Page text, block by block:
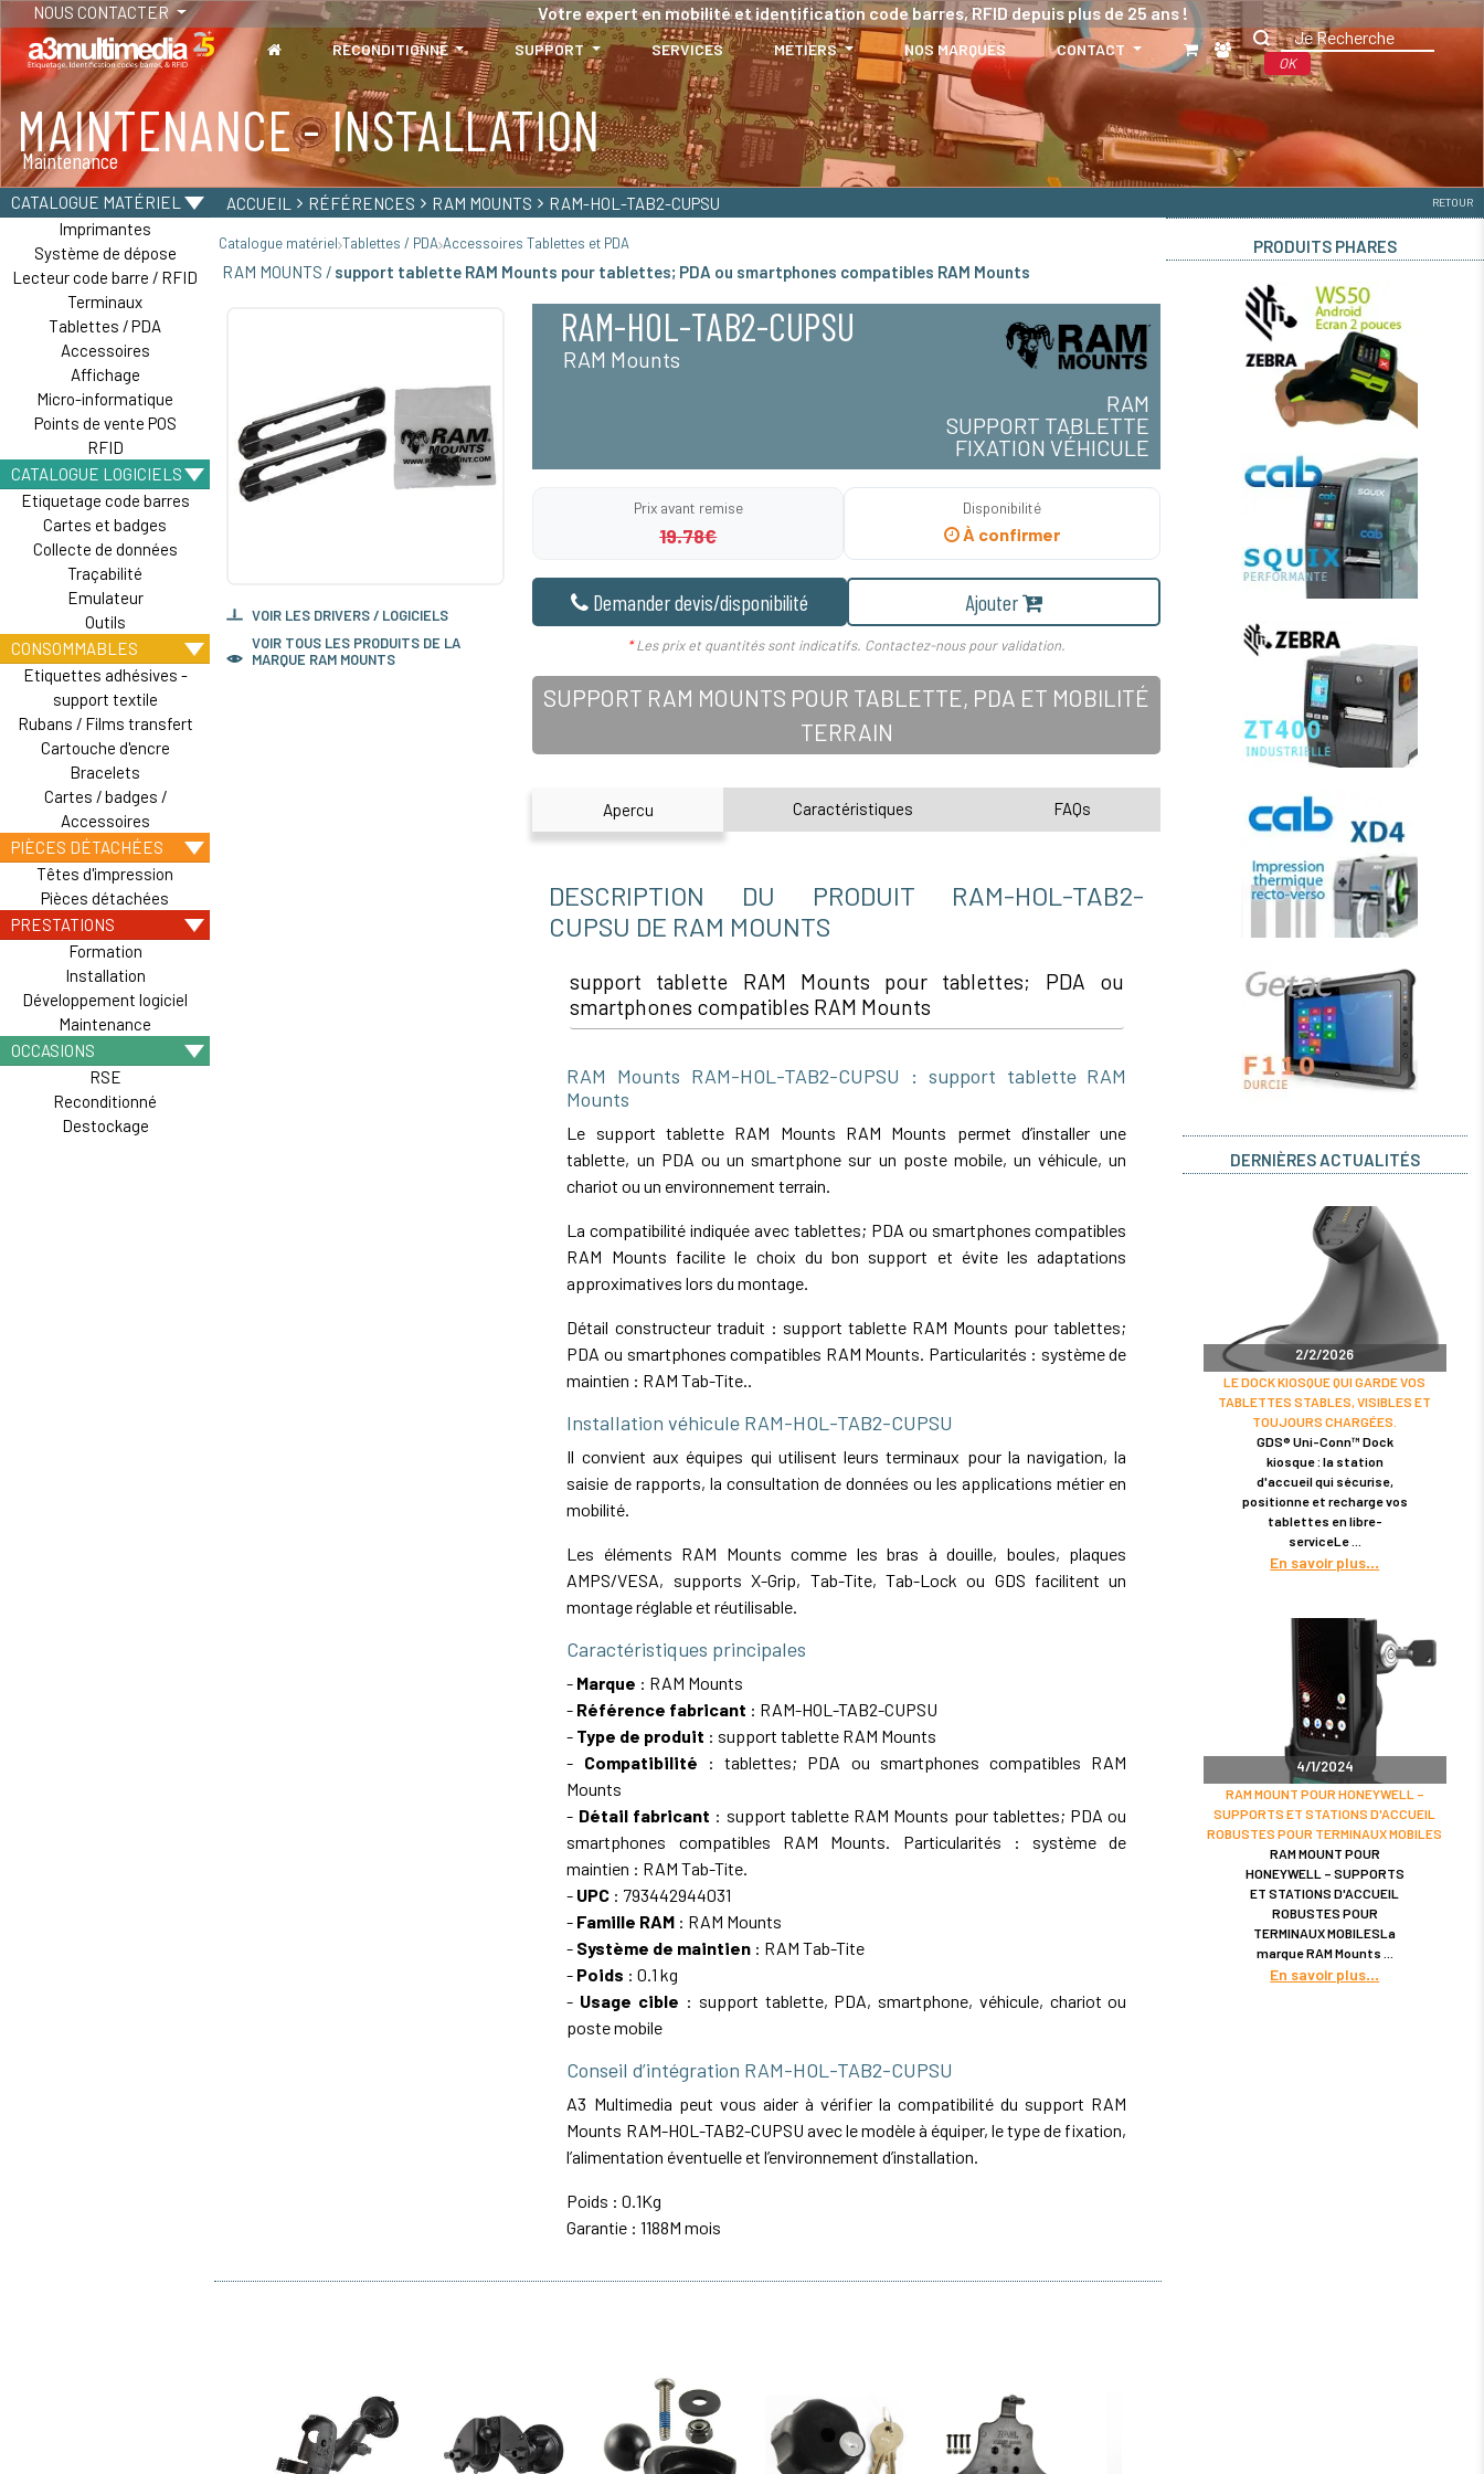
NOUS CONTACTER Votre expert en mobilité et identification code barres, RFID depuis plus de 25 ans !
RECONDITIONNÉ SUPPORT SERVICES MÉTIERS NOS MARQUES CONTACT
OK
MAINTENANCE - INSTALLATION
Maintenance
TABLETTES
Tablettes durcies - Étanches - Résistantes
CATALOGUE MATÉRIEL
Imprimantes
Système de dépose
Lecteur code barre / RFID
Terminaux
Tablettes / PDA
Accessoires
Affichage
Micro-informatique
Points de vente POS
RFID
CATALOGUE LOGICIELS
Etiquetage code barres
Cartes et badges
Collecte de données
Traçabilité
Emulateur
Outils
CONSOMMABLES
Etiquettes adhésives -
support textile
Rubans / Films transfert
Cartouche d'encre
Bracelets
Cartes / badges /
Accessoires
PIÈCES DÉTACHÉES
Têtes d'impression
Pièces détachées
PRESTATIONS
Formation
Installation
Développement logiciel
Maintenance
OCCASIONS
RSE
Reconditionné
Destockage
ACCUEIL RÉFÉRENCES RAM MOUNTS RAM-HOL-TAB2-CUPSU RETOUR
Catalogue matériel Tablettes / PDA Accessoires Tablettes et PDA
RAM MOUNTS / support tablette RAM Mounts pour tablettes; PDA ou smartphones compatibles RAM Mounts
VOIR LES DRIVERS / LOGICIELS
VOIR TOUS LES PRODUITS DE LA
MARQUE RAM MOUNTS
RAM-HOL-TAB2-CUPSU
RAM Mounts
RAM
SUPPORT TABLETTE
FIXATION VÉHICULE
Prix avant remise
19.78€
Disponibilité
À confirmer
Demander devis/disponibilité Ajouter
*Les prix et quantités sont indicatifs. Contactez-nous pour validation.
SUPPORT RAM MOUNTS POUR TABLETTE, PDA ET MOBILITÉ
TERRAIN
Apercu Caractéristiques FAQs
DESCRIPTION DU PRODUIT RAM-HOL-TAB2-
CUPSU DE RAM MOUNTS
support tablette RAM Mounts pour tablettes; PDA ou
smartphones compatibles RAM Mounts
RAM Mounts RAM-HOL-TAB2-CUPSU : support tablette RAM
Mounts
Le support tablette RAM Mounts RAM Mounts permet d’installer une
tablette, un PDA ou un smartphone sur un poste mobile, un véhicule, un
chariot ou un environnement terrain.
La compatibilité indiquée avec tablettes; PDA ou smartphones compatibles
RAM Mounts facilite le choix du bon support et évite les adaptations
approximatives lors du montage.
Détail constructeur traduit : support tablette RAM Mounts pour tablettes;
PDA ou smartphones compatibles RAM Mounts. Particularités : système de
maintien : RAM Tab-Tite..
Installation véhicule RAM-HOL-TAB2-CUPSU
Il convient aux équipes qui utilisent leurs terminaux pour la navigation, la
saisie de rapports, la consultation de données ou les applications métier en
mobilité.
Les éléments RAM Mounts comme les bras à douille, boules, plaques
AMPS/VESA, supports X-Grip, Tab-Tite, Tab-Lock ou GDS facilitent un
montage réglable et réutilisable.
Caractéristiques principales
- Marque : RAM Mounts
- Référence fabricant : RAM-HOL-TAB2-CUPSU
- Type de produit : support tablette RAM Mounts
- Compatibilité : tablettes; PDA ou smartphones compatibles RAM
Mounts
- Détail fabricant : support tablette RAM Mounts pour tablettes; PDA ou
smartphones compatibles RAM Mounts. Particularités : système de
maintien : RAM Tab-Tite.
- UPC : 793442944031
- Famille RAM : RAM Mounts
- Système de maintien : RAM Tab-Tite
- Poids : 0.1 kg
- Usage cible : support tablette, PDA, smartphone, véhicule, chariot ou
poste mobile
Conseil d’intégration RAM-HOL-TAB2-CUPSU
A3 Multimedia peut vous aider à vérifier la compatibilité du support RAM
Mounts RAM-HOL-TAB2-CUPSU avec le modèle à équiper, le type de fixation,
l’alimentation éventuelle et l’environnement d’installation.
Poids : 0.1Kg
Garantie : 1188M mois
PRODUITS PHARES
DERNIÈRES ACTUALITÉS
2/2/2026
LE DOCK KIOSQUE QUI GARDE VOS
TABLETTES STABLES, VISIBLES ET
TOUJOURS CHARGÉES.
GDS® Uni-Conn™ Dock
kiosque : la station
d'accueil qui sécurise,
positionne et recharge vos
tablettes en libre-
serviceLe
En savoir plus
4/1/2024
RAM MOUNT POUR HONEYWELL –
SUPPORTS ET STATIONS D'ACCUEIL
ROBUSTES POUR TERMINAUX MOBILES
RAM MOUNT POUR
HONEYWELL – SUPPORTS
ET STATIONS D'ACCUEIL
ROBUSTES POUR
TERMINAUX MOBILESLa
marque RAM Mounts
En savoir plus